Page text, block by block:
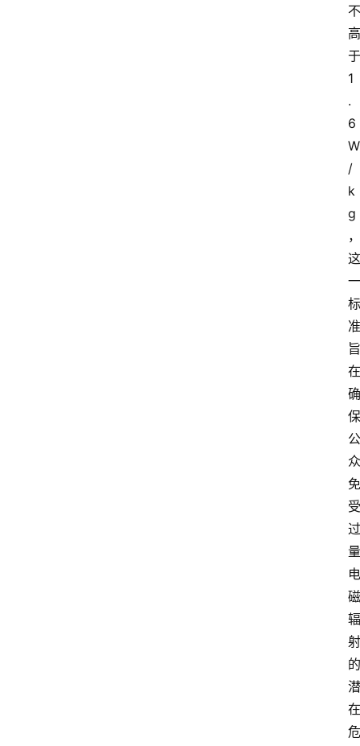
不
高
于
1
.
6
W
/
k
g
，
这
一
标
准
旨
在
确
保
公
众
免
受
过
量
电
磁
辐
射
的
潜
在
危